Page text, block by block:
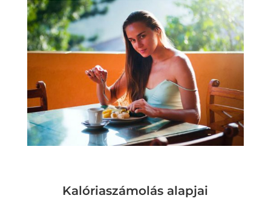
Kalóriaszámolás alapjai